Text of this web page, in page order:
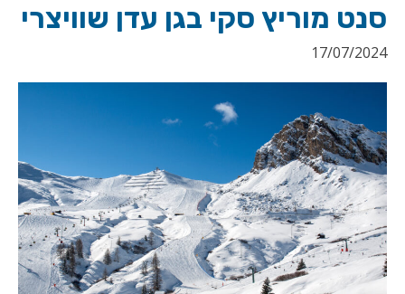
סנט מוריץ סקי בגן עדן שוויצרי
17/07/2024